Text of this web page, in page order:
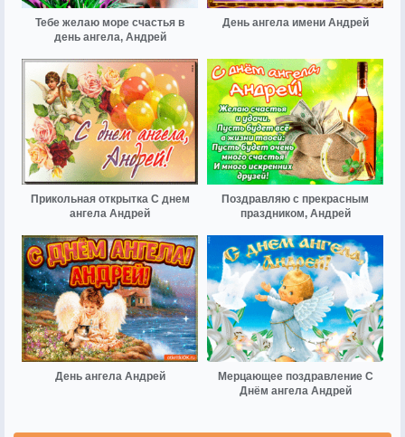
Тебе желаю море счастья в
день ангела, Андрей
День ангела имени Андрей
Прикольная открытка С днем
ангела Андрей
Поздравляю с прекрасным
праздником, Андрей
День ангела Андрей
Мерцающее поздравление С
Днём ангела Андрей